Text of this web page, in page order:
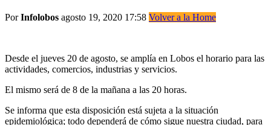
PorInfolobos agosto 19, 2020 17:58 Volver a la Home
Desde el jueves 20 de agosto, se amplía en Lobos el horario para las
actividades, comercios, industrias y servicios.
El mismo será de 8 de la mañana a las 20 horas.
Se informa que esta disposición está sujeta a la situación
epidemiológica; todo dependerá de cómo sigue nuestra ciudad, para